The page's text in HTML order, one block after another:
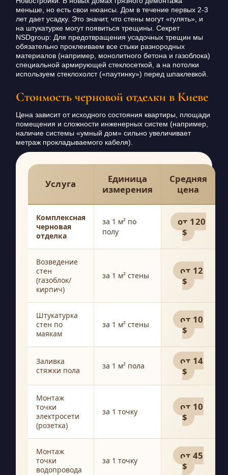
меньше, но есть свои нюансы. Дом в течение первых 2-3
лет дает усадку. Это значит, что стены могут «гулять», и
на штукатурке могут появиться трещины. Секрет
NSDgroup: Для предотвращения усадочных трещин мы
обязательно проклеиваем все стыки разнородных
материалов (например, монолитного бетона и газоблока)
специальной армирующей стеклосеткой, а на потолки
используем стеклохолст («паутинку») перед шпаклевкой.
Стоимость черновой отделки в Киеве
Цена зависит от исходного состояния квартиры, площади
помещения и сложности инженерных систем (например,
наличие системы «умный дом» сильно увеличивает
метраж прокладываемого кабеля).
Услуга
Единица
измерения
Средняя
цена
Комплексная
черновая
отделка
за 1 м² по
полу
от 120
$
Возведение
стен
(газоблок/
кирпич)
за 1 м² стены
от 12
$
Штукатурка
стен по
маякам
за 1 м² стены
от 10
$
Заливка
стяжки пола
за 1 м² пола
от 14
$
Монтаж
точки
электросети
(розетка)
за 1 точку
от 10
$
Монтаж
точки
водопровода
за 1 точку
от 45
$